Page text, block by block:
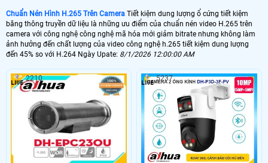
Chuẩn Nén Hình H.265 Trên Camera Tiết kiệm dung lượng ổ cứng tiết kiệm
băng thông truyền dữ liệu là những ưu điểm của chuẩn nén video H.265 trên
camera với công nghệ công nghệ mã hóa mới giảm bitrate nhưng không làm
ảnh hưởng đến chất lượng của video công nghệ h.265 tiết kiệm dung lượng
đến 45% so với H.264 Ngày Upate: 8/1/2026 12:00:00 AM
2210 5237